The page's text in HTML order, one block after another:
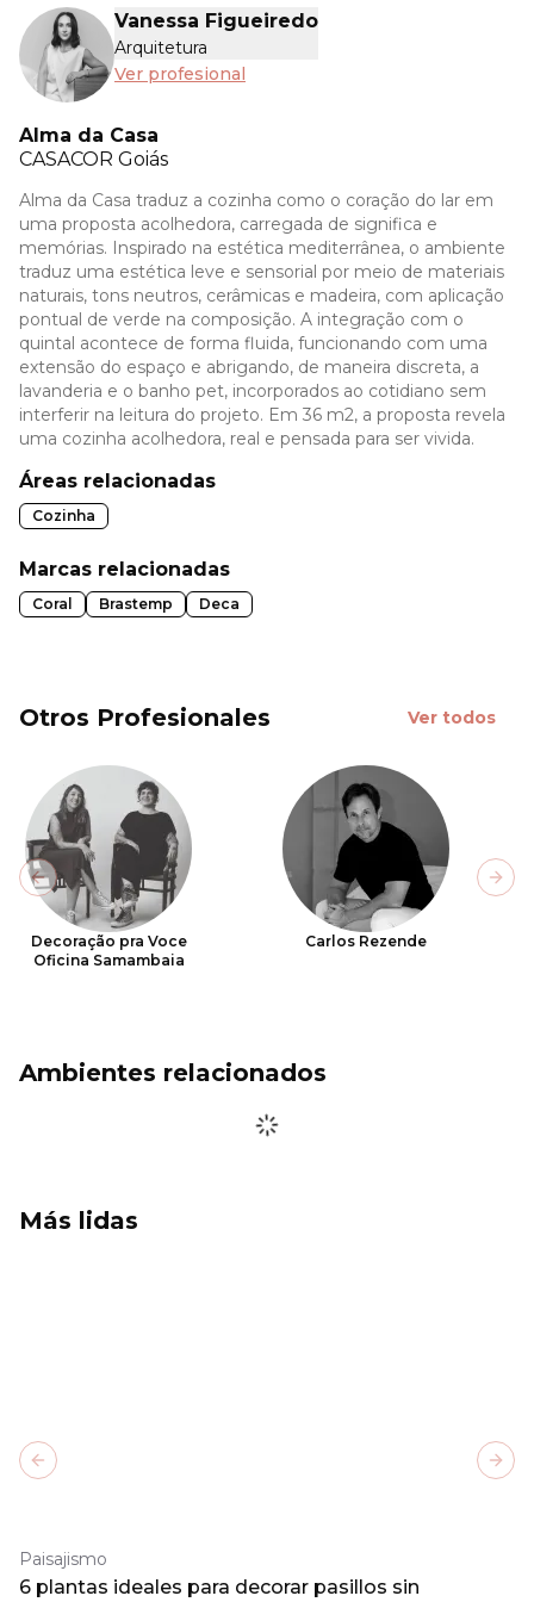
Vanessa Figueiredo
Arquitetura
Ver profesional
Alma da Casa
CASACOR Goiás
Alma da Casa traduz a cozinha como o coração do lar em
uma proposta acolhedora, carregada de significa e
memórias. Inspirado na estética mediterrânea, o ambiente
traduz uma estética leve e sensorial por meio de materiais
naturais, tons neutros, cerâmicas e madeira, com aplicação
pontual de verde na composição. A integração com o
quintal acontece de forma fluida, funcionando com uma
extensão do espaço e abrigando, de maneira discreta, a
lavanderia e o banho pet, incorporados ao cotidiano sem
interferir na leitura do projeto. Em 36 m2, a proposta revela
uma cozinha acolhedora, real e pensada para ser vivida.
Áreas relacionadas
Cozinha
Marcas relacionadas
Coral Brastemp Deca
Otros Profesionales Ver todos
Decoração pra Voce
Oficina Samambaia
Carlos Rezende
Previous slide
Ambientes relacionados
Más lidas
Paisajismo
6 plantas ideales para decorar pasillos sin
Previous slide